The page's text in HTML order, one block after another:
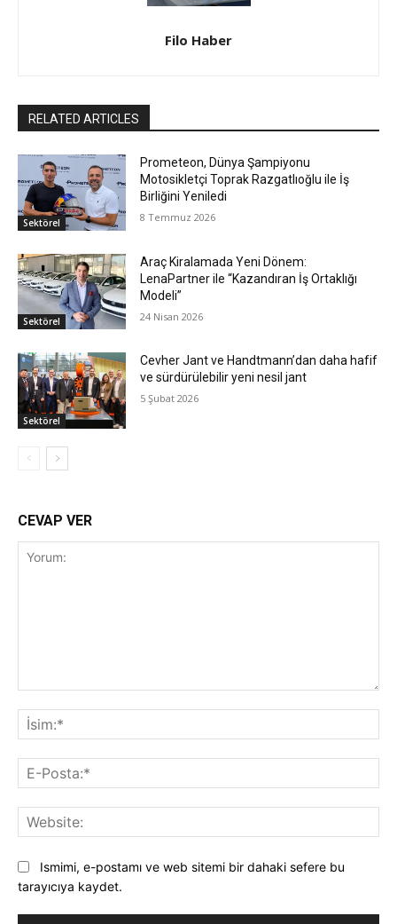
Filo Haber
RELATED ARTICLES
Sektörel
Prometeon, Dünya Şampiyonu
Motosikletçi Toprak Razgatlıoğlu ile İş
Birliğini Yeniledi
8 Temmuz 2026
Sektörel
Araç Kiralamada Yeni Dönem:
LenaPartner ile “Kazandıran İş Ortaklığı
Modeli”
24 Nisan 2026
Sektörel
Cevher Jant ve Handtmann’dan daha hafif
ve sürdürülebilir yeni nesil jant
5 Şubat 2026
CEVAP VER
Ismimi, e-postamı ve web sitemi bir dahaki sefere bu
tarayıcıya kaydet.